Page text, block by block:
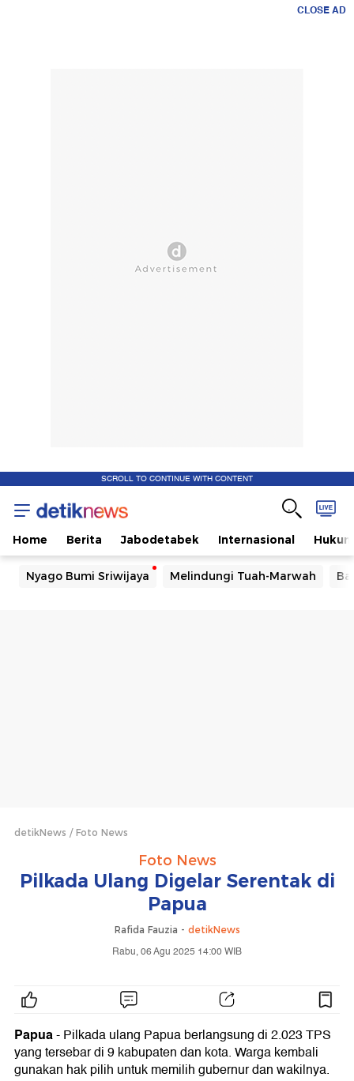
CLOSE AD
SCROLL TO CONTINUE WITH CONTENT
Home Berita Jabodetabek Internasional Hukum
Nyago Bumi Sriwijaya Melindungi Tuah-Marwah
detikNews Foto News
Foto News
Pilkada Ulang Digelar Serentak di
Papua
Rafida Fauzia - detikNews
Rabu, 06 Agu 2025 14:00 WIB
Papua- Pilkada ulang Papua berlangsung di 2.023 TPS
yang tersebar di 9 kabupaten dan kota. Warga kembali
gunakan hak pilih untuk memilih gubernur dan wakilnya.